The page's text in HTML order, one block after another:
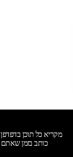
מקריא כל תוכן
כותב בזמן